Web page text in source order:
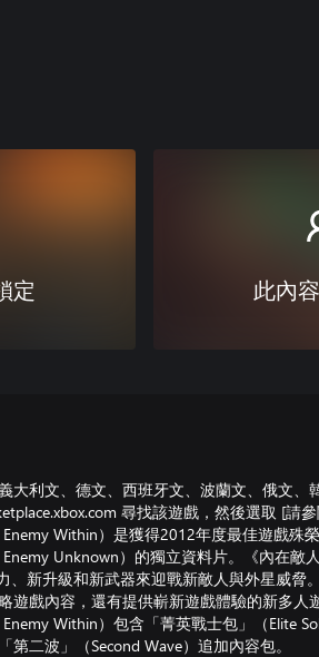
定 此內
大利文、德文、西班牙文、波蘭文、俄文、
尋找該遊戲，然後選取 [請參
Enemy Within）是獲得2012年度最佳遊戲殊
Enemy Unknown）的獨立資料片。《內在敵
、新升級和新武器來迎戰新敵人與外星威脅
遊戲內容，還有提供嶄新遊戲體驗的新多人
Within）包含「菁英戰士包」（Elite
二波」（Second Wave）追加內容包。